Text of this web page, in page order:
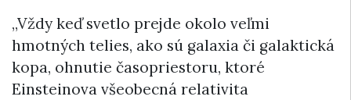
„Vždy keď svetlo prejde okolo veľmi
hmotných telies, ako sú galaxia či galaktická
kopa, ohnutie časopriestoru, ktoré
Einsteinova všeobecná relativita